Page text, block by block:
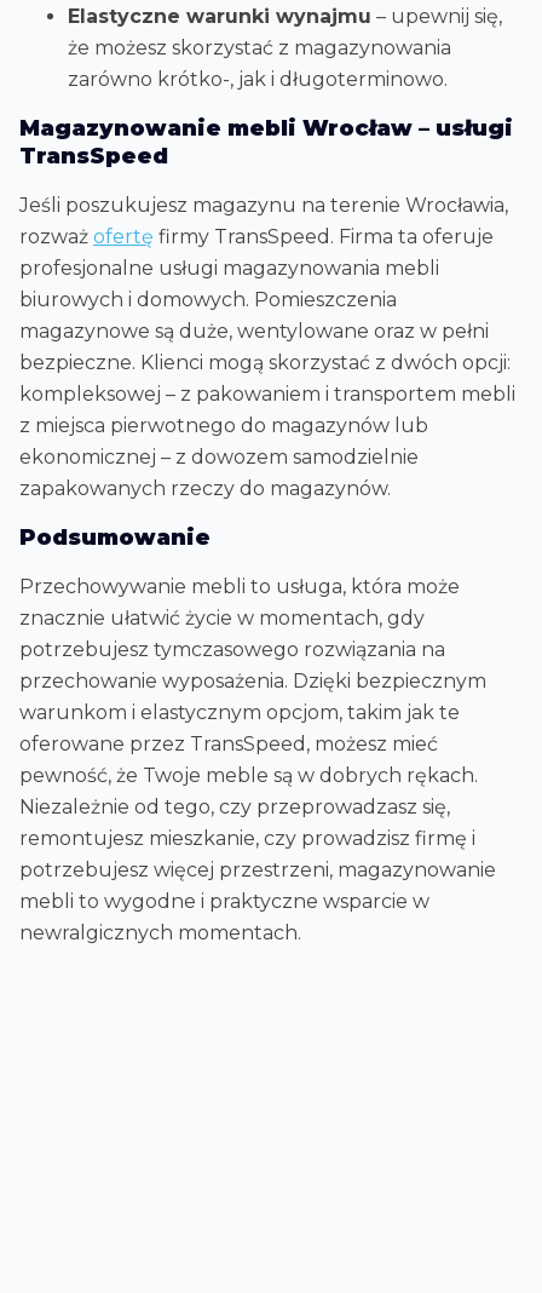
Elastyczne warunki wynajmu – upewnij się,
że możesz skorzystać z magazynowania
zarówno krótko-, jak i długoterminowo.
Magazynowanie mebli Wrocław – usługi
TransSpeed
Jeśli poszukujesz magazynu na terenie Wrocławia,
rozważ ofertę firmy TransSpeed. Firma ta oferuje
profesjonalne usługi magazynowania mebli
biurowych i domowych. Pomieszczenia
magazynowe są duże, wentylowane oraz w pełni
bezpieczne. Klienci mogą skorzystać z dwóch opcji:
kompleksowej – z pakowaniem i transportem mebli
z miejsca pierwotnego do magazynów lub
ekonomicznej – z dowozem samodzielnie
zapakowanych rzeczy do magazynów.
Podsumowanie
Przechowywanie mebli to usługa, która może
znacznie ułatwić życie w momentach, gdy
potrzebujesz tymczasowego rozwiązania na
przechowanie wyposażenia. Dzięki bezpiecznym
warunkom i elastycznym opcjom, takim jak te
oferowane przez TransSpeed, możesz mieć
pewność, że Twoje meble są w dobrych rękach.
Niezależnie od tego, czy przeprowadzasz się,
remontujesz mieszkanie, czy prowadzisz firmę i
potrzebujesz więcej przestrzeni, magazynowanie
mebli to wygodne i praktyczne wsparcie w
newralgicznych momentach.